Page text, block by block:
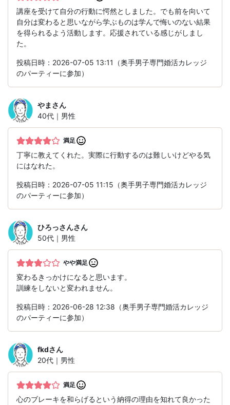
講座を受けて自分の行動に愕然としました。でも前を向いて
自分は変わると思いながら学ぶものは学んで悔いのない結果
を得られるよう活動します。応援されている感じがしまし
た。
投稿日時：2026-07-05 13:11（奥手男子専門婚活カレッジ
のパーティーに参加）
やま さん
40代｜男性
満足
丁寧に教えてくれた。実際に行動するのは難しいけどやる気
にはなれた。
投稿日時：2026-07-05 11:15（奥手男子専門婚活カレッジ
のパーティーに参加）
ひろっさんさん
50代｜男性
やや満足
変わるきっかけになると思います。
訓練をしないと変われません。
投稿日時：2026-06-28 12:38（奥手男子専門婚活カレッジ
のパーティーに参加）
fkdさん
20代｜男性
満足
心のブレーキを和らげるという納得の理由を知れて良かった